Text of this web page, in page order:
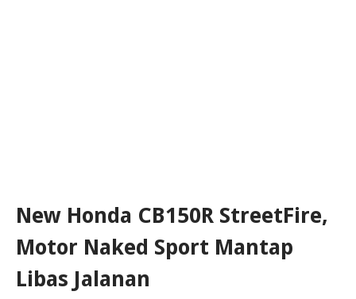
New Honda CB150R StreetFire,
Motor Naked Sport Mantap
Libas Jalanan